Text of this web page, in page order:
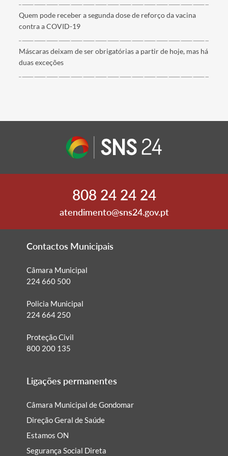
Quem pode receber a segunda dose de reforço da vacina
contra a COVID-19
Máscaras deixam de ser obrigatórias a partir de hoje, mas há
duas exceções
808 24 24 24
atendimento@sns24.gov.pt
Contactos Municipais
Câmara Municipal
224 660 500
Policia Municipal
224 664 250
Proteção Civil
800 200 135
Ligações permanentes
Câmara Municipal de Gondomar
Direção Geral de Saúde
Estamos ON
Segurança Social Direta